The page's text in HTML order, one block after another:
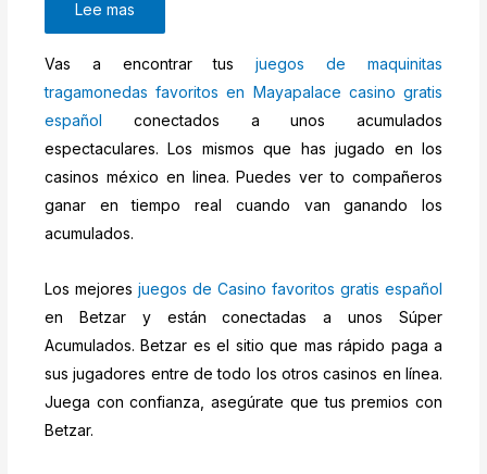
Lee mas
Vas a encontrar tusjuegos de maquinitas
tragamonedas favoritos en Mayapalace casino gratis
español
conectados a unos acumulados
espectaculares. Los mismos que has jugado en los
casinos méxico en linea. Puedes ver to compañeros
ganar en tiempo real cuando van ganando los
acumulados.
Los mejoresjuegos de Casino favoritos gratis español
en Betzar y están conectadas a unos Súper
Acumulados. Betzar es el sitio que mas rápido paga a
sus jugadores entre de todo los otros casinos en línea.
Juega con confianza, asegúrate que tus premios con
Betzar.